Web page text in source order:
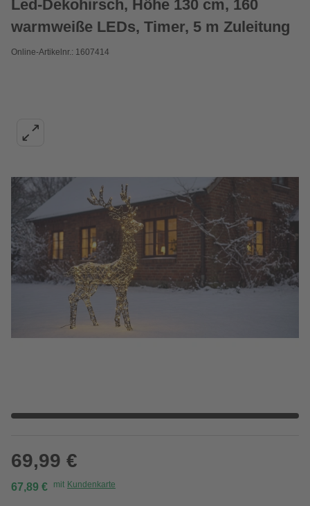
Led-Dekohirsch, Höhe 130 cm, 160
warmweiße LEDs, Timer, 5 m Zuleitung
Online-Artikelnr.: 1607414
69,99 €
67,89 € mit Kundenkarte